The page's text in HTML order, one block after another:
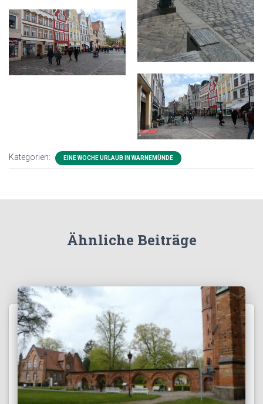
Kategorien: EINE WOCHE URLAUB IN WARNEMÜNDE
Ähnliche Beiträge